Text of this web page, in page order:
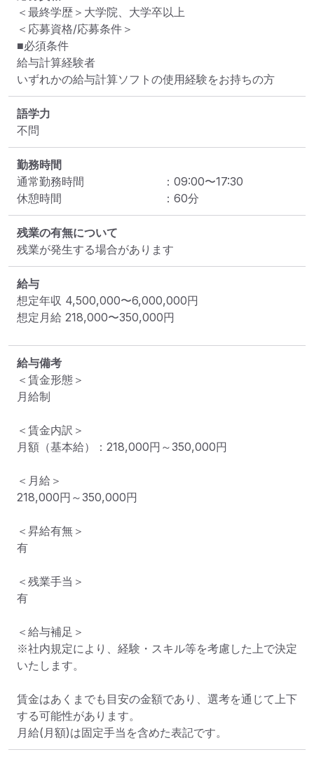
＜最終学歴＞大学院、大学卒以上
＜応募資格/応募条件＞
■必須条件
給与計算経験者
語学力
不問
勤務時間
通常勤務時間
： 09:00〜17:30
休憩時間
： 60分
残業の有無について
残業が発生する場合があります
給与
想定年収 4,500,000〜6,000,000円
想定月給 218,000〜350,000円
給与備考
＜賃金形態＞
月給制
＜賃金内訳＞
月額（基本給）：218,000円～350,000円
＜月給＞
218,000円～350,000円
＜昇給有無＞
有
＜残業手当＞
有
＜給与補足＞
※社内規定により、経験・スキル等を考慮した上で決定
いたします。
賃金はあくまでも目安の金額であり、選考を通じて上下
する可能性があります。
月給(月額)は固定手当を含めた表記です。